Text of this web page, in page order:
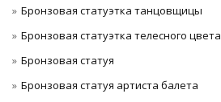
Бронзовая статуэтка танцовщицы
Бронзовая статуэтка телесного цвета
Бронзовая статуя
Бронзовая статуя артиста балета